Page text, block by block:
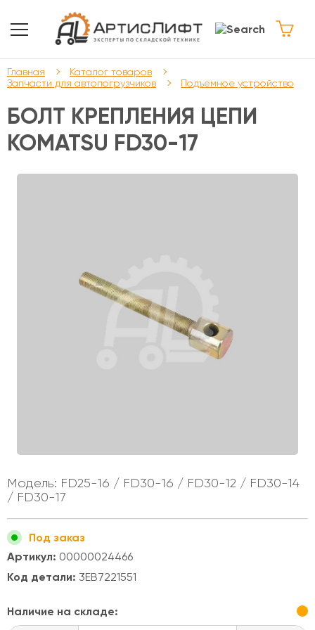
Главная
Каталог товаров
Запчасти для автопогрузчиков
Подъемное устройство
БОЛТ КРЕПЛЕНИЯ ЦЕПИ
KOMATSU FD30-17
Модель: FD25-16 / FD30-16 / FD30-12 / FD30-14
/ FD30-17
Под заказ
Артикул: 00000024466
Код детали: 3EB7221551
Наличие на складе: